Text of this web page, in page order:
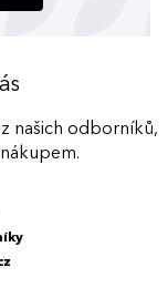
našich odborníků,